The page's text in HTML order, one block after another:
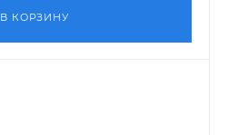
В КОРЗИНУ